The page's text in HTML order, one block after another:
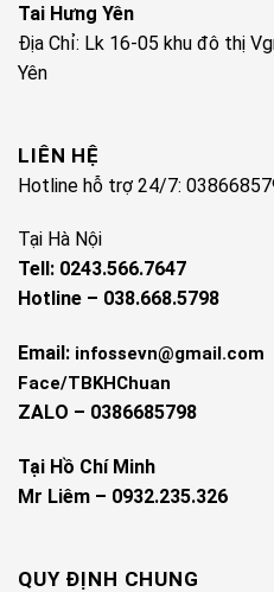
Tai Hưng Yên
Địa Chỉ: Lk 16-05 khu đô thị
Yên
LIÊN HỆ
Hotline hỗ trợ 24/7:
Tại Hà Nội
Tell: 0243.566.7647
Hotline – 038.668.5798
Email: infossevn@gmail.com
Face/TBKHChuan
ZALO – 0386685798
Tại Hồ Chí Minh
Mr Liêm – 0932.235.326
QUY ĐỊNH CHUNG